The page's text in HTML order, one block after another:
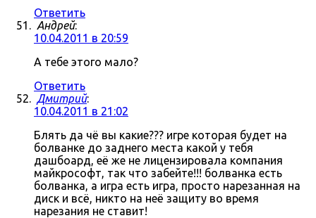
Ответить
Андрей:
10.04.2011 в 20:59
А тебе этого мало?
Ответить
Дмитрий:
10.04.2011 в 21:02
Блять да чё вы какие??? игре которая будет на
болванке до заднего места какой у тебя
дашбоард, её же не лицензировала компания
майкрософт, так что забейте!!! болванка есть
болванка, а игра есть игра, просто нарезанная на
диск и всё, никто на неё защиту во время
нарезания не ставит!